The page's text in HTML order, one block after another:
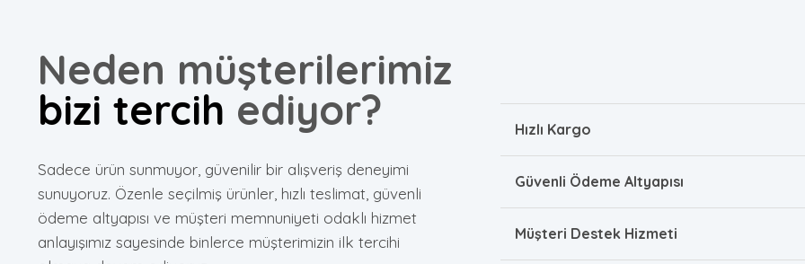
Neden müşterilerimiz
bizi tercih ediyor?
Sadece ürün sunmuyor, güvenilir bir alışveriş deneyimi
sunuyoruz. Özenle seçilmiş ürünler, hızlı teslimat, güvenli
ödeme altyapısı ve müşteri memnuniyeti odaklı hizmet
anlayışımız sayesinde binlerce müşterimizin ilk tercihi
Hızlı Kargo
Güvenli Ödeme Altyapısı
Müşteri Destek Hizmeti